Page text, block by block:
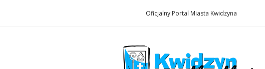
Oficjalny Portal Miasta Kwidzyna